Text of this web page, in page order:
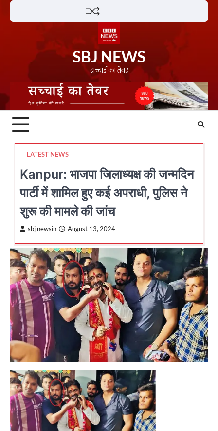
Skip
SBJ NEWS
सच्चाई का तेवर
LATEST NEWS
Kanpur: भाजपा जिलाध्यक्ष की जन्मदिन
पार्टी में शामिल हुए कई अपराधी, पुलिस ने
शुरू की मामले की जांच
sbj newsin August 13, 2024